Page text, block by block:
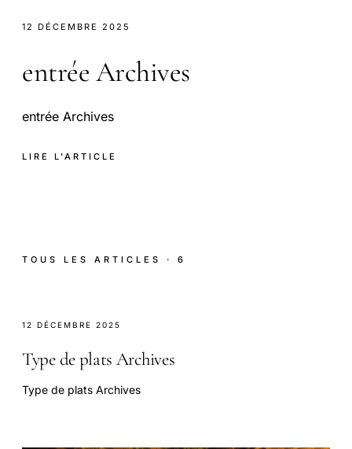
12 DÉCEMBRE 2025
entrée Archives
entrée Archives
LIRE L'ARTICLE
TOUS LES ARTICLES · 6
12 DÉCEMBRE 2025
Type de plats Archives
Type de plats Archives